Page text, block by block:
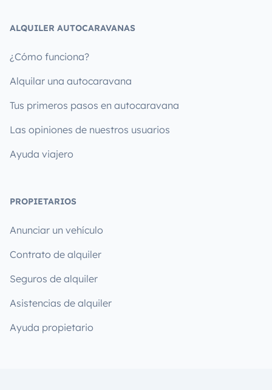
ALQUILER AUTOCARAVANAS
¿Cómo funciona?
Alquilar una autocaravana
Tus primeros pasos en autocaravana
Las opiniones de nuestros usuarios
Ayuda viajero
PROPIETARIOS
Anunciar un vehículo
Contrato de alquiler
Seguros de alquiler
Asistencias de alquiler
Ayuda propietario